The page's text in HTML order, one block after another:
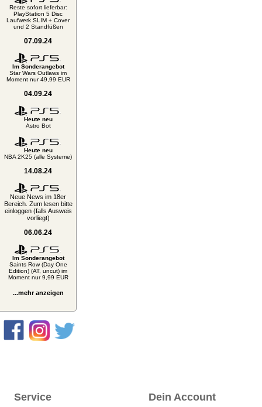
Reste sofort lieferbar:
PlayStation 5 Disc
Laufwerk SLIM + Cover
und 2 Standfüßen
07.09.24
Im Sonderangebot
Star Wars Outlaws im
Moment nur 49,99 EUR
04.09.24
Heute neu
Astro Bot
Heute neu
NBA 2K25 (alle Systeme)
14.08.24
Neue News im 18er
Bereich. Zum lesen bitte
einloggen (falls Ausweis
vorliegt)
06.06.24
Im Sonderangebot
Saints Row (Day One
Edition) (AT, uncut) im
Moment nur 9,99 EUR
...mehr anzeigen
Service Dein Account